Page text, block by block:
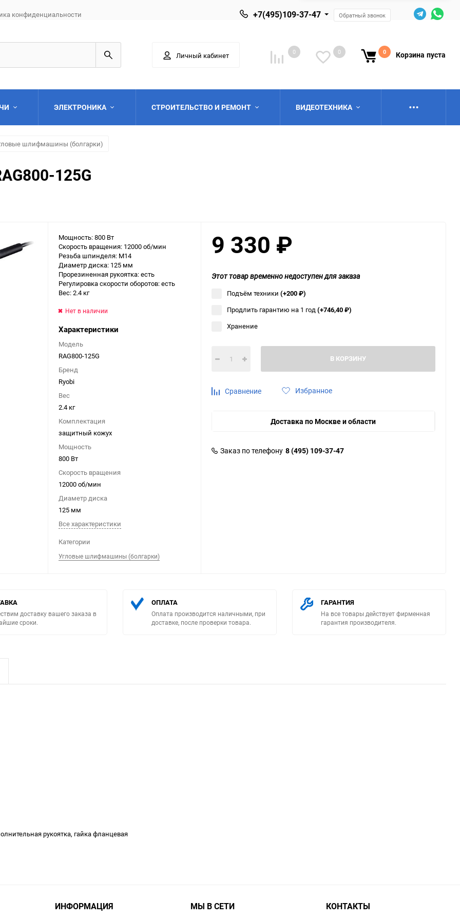
конфиденциальности +7(495)109-37-47 Обратный звонок
Личный кабинет 0 0 0 Корзина пуста
Выберите категорию
Выберите категорию
ЭЛЕКТРОНИКА СТРОИТЕЛЬСТВО И РЕМОНТ
Выберите категорию
ВИДЕОТЕХНИКА
шлифмашины (болгарки)
125G
Мощность: 800 Вт
Скорость вращения: 12000 об/мин
Резьба шпинделя: M14
Диаметр диска: 125 мм
Прорезиненная рукоятка: есть
Регулировка скорости оборотов: есть
Вес: 2.4 кг
Нет в наличии
Характеристики
Модель
RAG800-125G
Бренд
Ryobi
Вес
2.4 кг
Комплектация
защитный кожух
Мощность
800 Вт
Скорость вращения
12000 об/мин
Диаметр диска
125 мм
Все характеристики
Категории
Угловые шлифмашины (болгарки)
9 330 ₽
Этот товар временно недоступен для заказа
Подъём техники (+200₽)
Продлить гарантию на 1 год(+746,40₽)
Хранение
В КОРЗИНУ
Сравнение Избранное
Доставка по Москве и области
Заказ по телефону 8 (495) 109-37-47
доставку вашего заказа в
сроки.
ОПЛАТА
Оплата производится наличными, при
доставке, после проверки товара.
ГАРАНТИЯ
На все товары действует фирменная
гарантия производителя.
рукоятка, гайка фланцевая
ИНФОРМАЦИЯ МЫ В СЕТИ КОНТАКТЫ